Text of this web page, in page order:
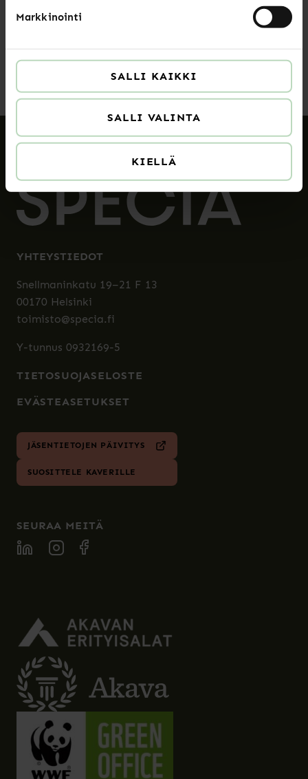
Markkinointi
SALLI KAIKKI
SALLI VALINTA
KIELLÄ
YHTEYSTIEDOT
Snellmaninkatu 19–21 F 13
00170 Helsinki
toimisto@specia.fi
Y-tunnus 0932169-5
TIETOSUOJASELOSTE
EVÄSTEASETUKSET
JÄSENTIETOJEN PÄIVITYS
SUOSITTELE KAVERILLE
SEURAA MEITÄ
SPECIA LINKEDIN
SPECIA INSTAGRAM
SPECIA FACEBOOK